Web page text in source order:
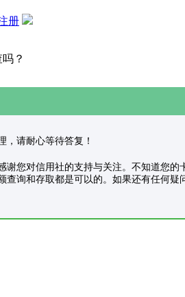
册
？
，请耐心等待答复！
谢您对信用社的支持与关注。不知道您
询和存取都是可以的。如果还有任何